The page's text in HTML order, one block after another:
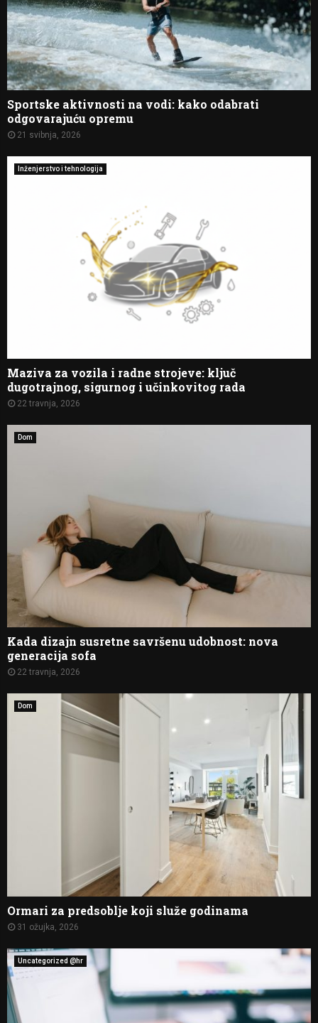
Sportske aktivnosti na vodi: kako odabrati
odgovarajuću opremu
21 svibnja, 2026
Inženjerstvo i tehnologija
Maziva za vozila i radne strojeve: ključ
dugotrajnog, sigurnog i učinkovitog rada
22 travnja, 2026
Dom
Kada dizajn susretne savršenu udobnost: nova
generacija sofa
22 travnja, 2026
Dom
Ormari za predsoblje koji služe godinama
31 ožujka, 2026
Uncategorized @hr